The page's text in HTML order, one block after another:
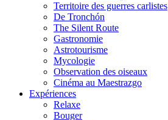
Territoire des guerres carlistes
De Tronchón
The Silent Route
Gastronomie
Astrotourisme
Mycologie
Observation des oiseaux
Cinéma au Maestrazgo
Expériences
Relaxe
Bouger